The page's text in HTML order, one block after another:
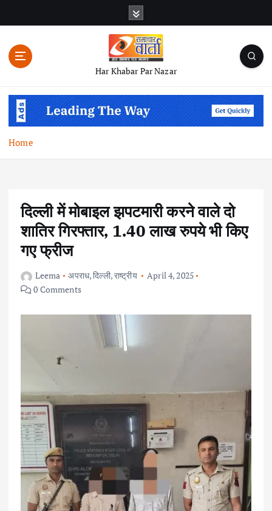
n
Har Khabar Par Nazar
Home
दिल्ली में मोबाइल झपटमारी करने वाले दो
शातिर गिरफ्तार, 1.40 लाख रुपये भी किए
गए फ्रीज
Leema अपराध,दिल्ली,राष्ट्रीय
April 4, 2025
0 Comments